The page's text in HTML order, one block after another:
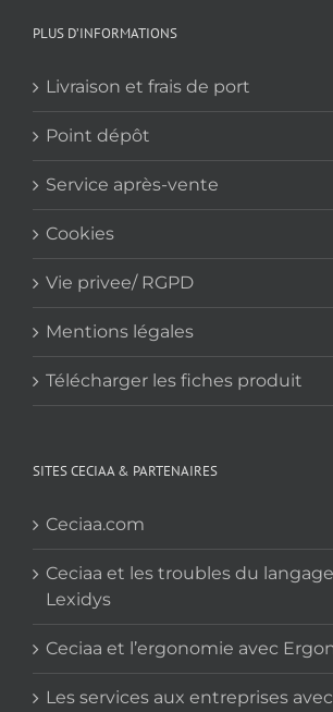
PLUS D’INFORMATIONS
Livraison et frais de port
Point dépôt
Service après-vente
Cookies
Vie privee/ RGPD
Mentions légales
Télécharger les fiches produit
SITES CECIAA & PARTENAIRES
Ceciaa.com
Ceciaa et les troubles du
Lexidys
Ceciaa et l’ergonomie avec
Les services aux entreprises avec